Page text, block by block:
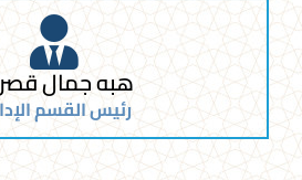
هبه جمال
رئيس القسم